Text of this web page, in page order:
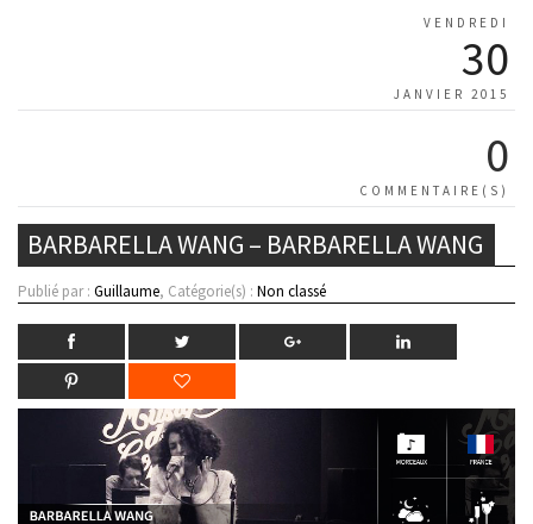
VENDREDI
30
JANVIER 2015
0
COMMENTAIRE(S)
BARBARELLA WANG – BARBARELLA WANG
Publié par : Guillaume, Catégorie(s) : Non classé